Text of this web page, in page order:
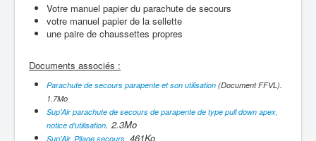
Votre manuel papier du parachute de secours
votre manuel papier de la sellette
une paire de chaussettes propres
Documents associés :
Parachute de secours parapente et son utilisation (Document FFVL).
1.7Mo
Sup'Air parachute de secours de parapente de type pull down apex,
notice d'utilisation. 2.3Mo
Sup'Air, Pliage secours. 461Ko